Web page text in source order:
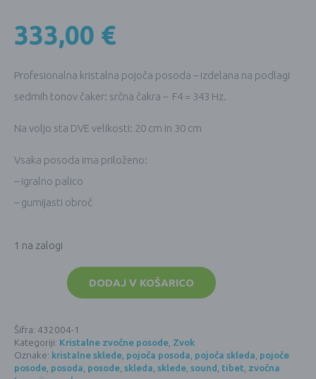
333,00 €
Profesionalna kristalna pojoča posoda – izdelana na podlagi
sedmih tonov čaker: srčna čakra – F4 = 343 Hz.
Na voljo sta DVE velikosti: 20 cm in 30 cm
Vsaka posoda ima priloženo:
– igralno palico
– gumijasti obroč
1 na zalogi
-
LOTUS
ČAKRE
-
SRČNA
DODAJ V KOŠARICO
Šifra: 432004-1
Kategoriji: Kristalne zvočne posode, Zvok
Oznake: kristalne sklede, pojoča posoda, pojoča skleda, pojoče
posode, posoda, posode, skleda, sklede, sound, tibet, zvočna